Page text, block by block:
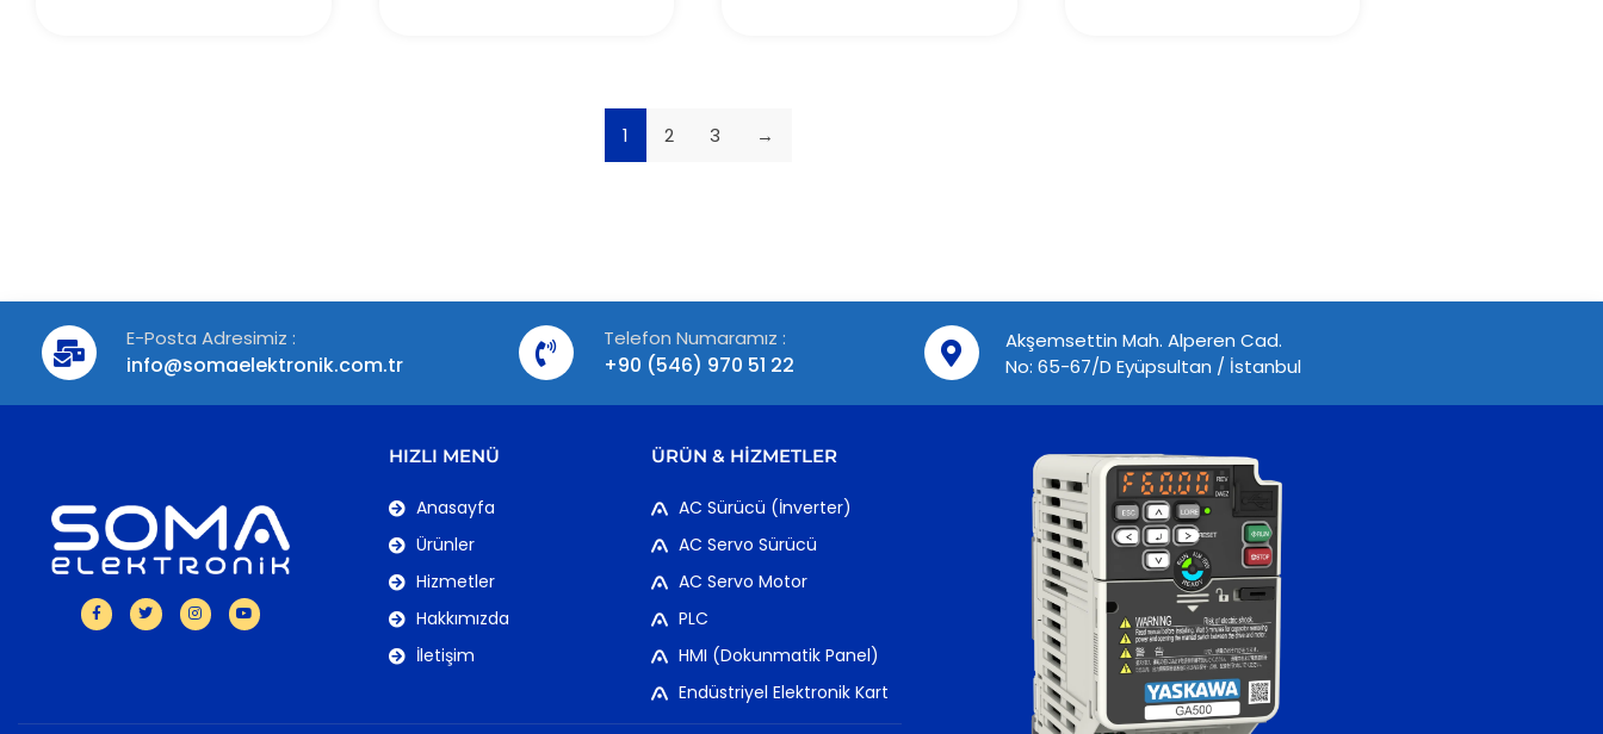
1 2 3 →
E-Posta Adresimiz :
info@somaelektronik.com.tr
Telefon Numaramız :
+90 (546) 970 51 22
Akşemsettin Mah. Alperen Cad.
No: 65-67/D Eyüpsultan / İstanbul
HIZLI MENÜ
Anasayfa
Ürünler
Hizmetler
Hakkımızda
İletişim
ÜRÜN & HIZMETLER
AC Sürücü (İnverter)
AC Servo Sürücü
AC Servo Motor
PLC
HMI (Dokunmatik Panel)
Endüstriyel Elektronik Kart